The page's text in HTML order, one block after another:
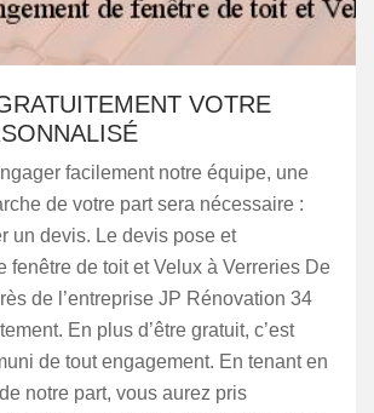
VOTRE
facilement notre équipe, une
de votre part sera nécessaire :
un devis. Le devis pose et
fenêtre de toit et Velux à Verreries De
de l’entreprise JP Rénovation 34
En plus d’être gratuit, c’est
de tout engagement. En tenant en
notre part, vous aurez pris